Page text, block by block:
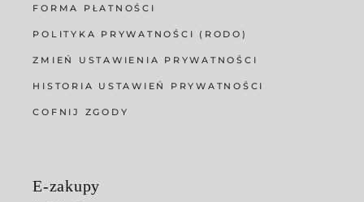
FORMA PŁATNOŚCI
POLITYKA PRYWATNOŚCI (RODO)
ZMIEŃ USTAWIENIA PRYWATNOŚCI
HISTORIA USTAWIEŃ PRYWATNOŚCI
COFNIJ ZGODY
E-zakupy